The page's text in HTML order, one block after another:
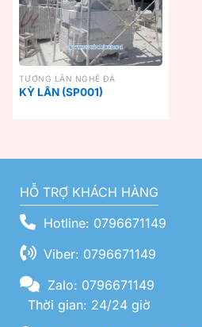
TƯỢNG LÂN NGHÊ ĐÁ
KỲ LÂN (SP001)
HỖ TRỢ KHÁCH HÀNG
Hotline: 0796671149
Viber: 0796671149
Zalo: 0796671149
Thời gian: 24/24 giờ